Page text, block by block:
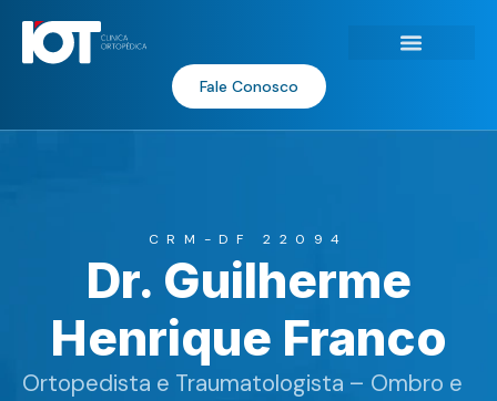
Fale Conosco
CRM-DF 22094
Dr. Guilherme
Henrique Franco
Ortopedista e Traumatologista – Ombro e